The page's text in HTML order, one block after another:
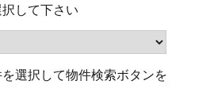
して下さい
選択して物件検索ボタンを